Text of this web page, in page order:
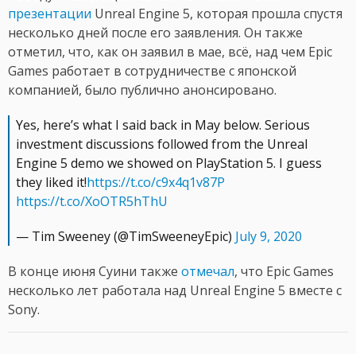
презентации Unreal Engine 5, которая прошла спустя
несколько дней после его заявления. Он также
отметил, что, как он заявил в мае, всё, над чем Epic
Games работает в сотрудничестве с японской
компанией, было публично анонсировано.
Yes, here’s what I said back in May below. Serious
investment discussions followed from the Unreal
Engine 5 demo we showed on PlayStation 5. I guess
they liked it!https://t.co/c9x4q1v87P
https://t.co/XoOTR5hThU
— Tim Sweeney (@TimSweeneyEpic) July 9, 2020
В конце июня Суини также отмечал, что Epic Games
несколько лет работала над Unreal Engine 5 вместе с
Sony.